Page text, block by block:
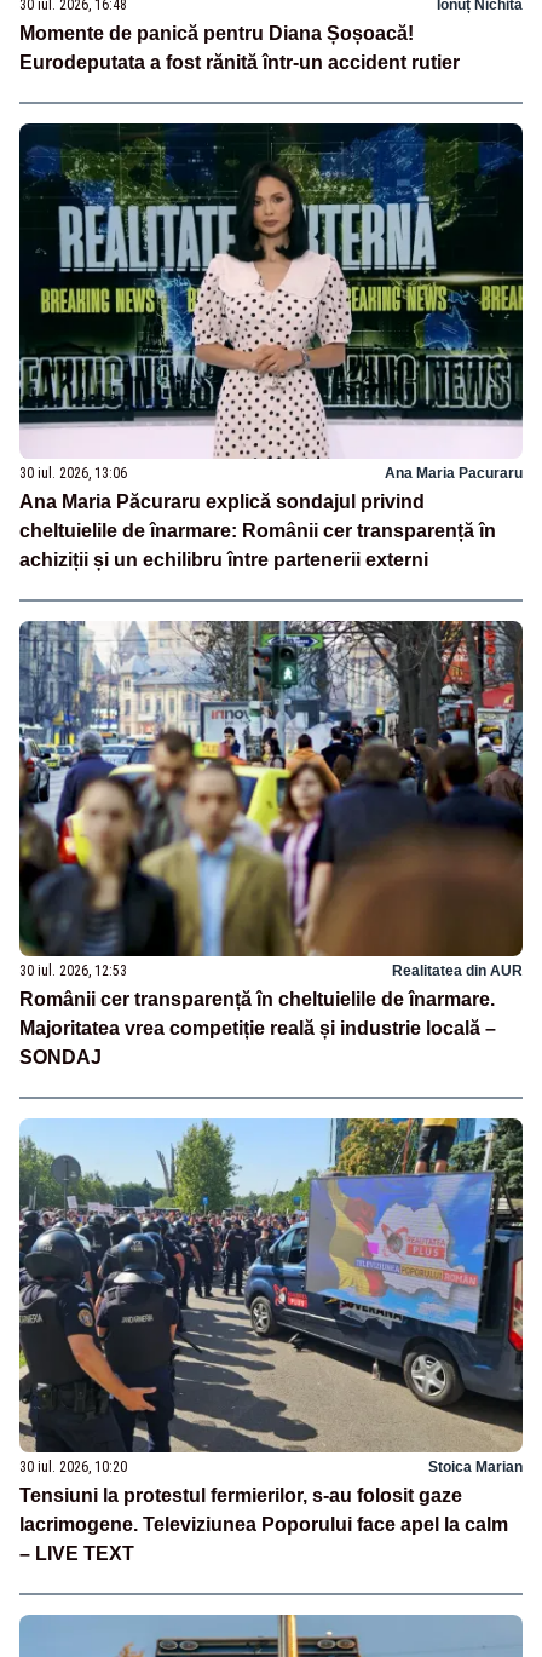
30 iul. 2026, 16:48 Ionuț Nichita
Momente de panică pentru Diana Șoșoacă!
Eurodeputata a fost rănită într-un accident rutier
30 iul. 2026, 13:06 Ana Maria Pacuraru
Ana Maria Păcuraru explică sondajul privind
cheltuielile de înarmare: Românii cer transparență în
achiziții și un echilibru între partenerii externi
30 iul. 2026, 12:53 Realitatea din AUR
Românii cer transparență în cheltuielile de înarmare.
Majoritatea vrea competiție reală și industrie locală –
SONDAJ
30 iul. 2026, 10:20 Stoica Marian
Tensiuni la protestul fermierilor, s-au folosit gaze
lacrimogene. Televiziunea Poporului face apel la calm
– LIVE TEXT